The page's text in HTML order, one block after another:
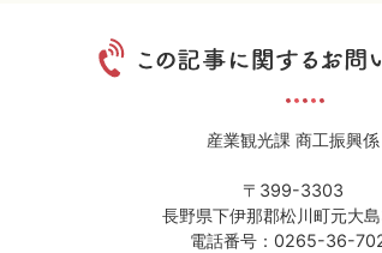
産業観光課 商工振興係
〒399-3303
長野県下伊那郡松川町元大
電話番号：0265-36-